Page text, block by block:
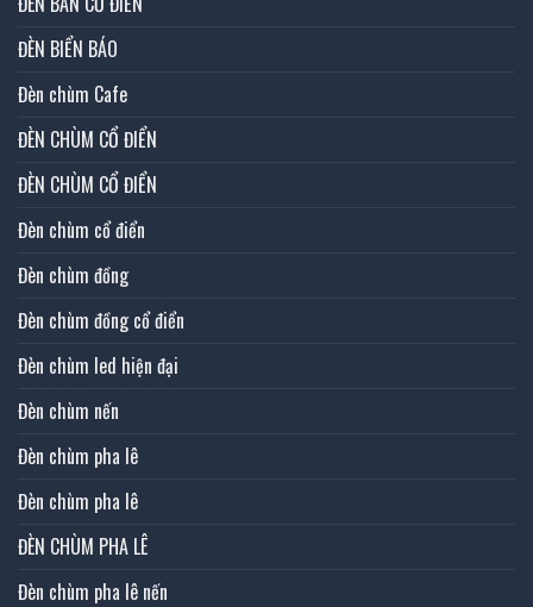
ĐÈN BIỂN BÁO
Đèn chùm Cafe
ĐÈN CHÙM CỔ ĐIỂN
ĐÈN CHÙM CỔ ĐIỂN
Đèn chùm cổ điển
Đèn chùm đồng
Đèn chùm đồng cổ điển
Đèn chùm led hiện đại
Đèn chùm nến
Đèn chùm pha lê
Đèn chùm pha lê
ĐÈN CHÙM PHA LÊ
Đèn chùm pha lê nến